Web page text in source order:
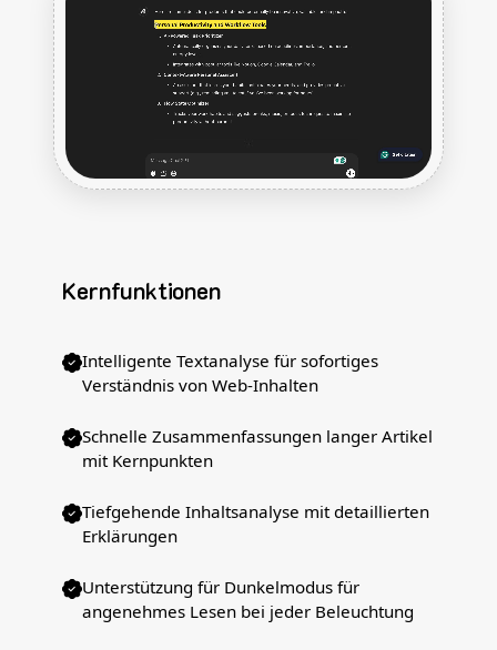
Kernfunktionen
Intelligente Textanalyse für sofortiges
Verständnis von Web-Inhalten
Schnelle Zusammenfassungen langer Artikel
mit Kernpunkten
Tiefgehende Inhaltsanalyse mit detaillierten
Erklärungen
Unterstützung für Dunkelmodus für
angenehmes Lesen bei jeder Beleuchtung